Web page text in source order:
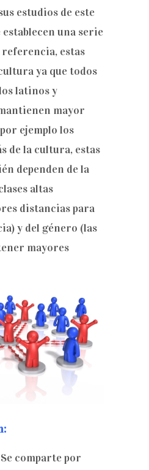
estudios de este
establecen una serie
estas
ya que todos
latinos y
mayor
ejemplo los
de la cultura, estas
dependen de la
altas
distancias para
y del género (las
mayores
Se comparte por